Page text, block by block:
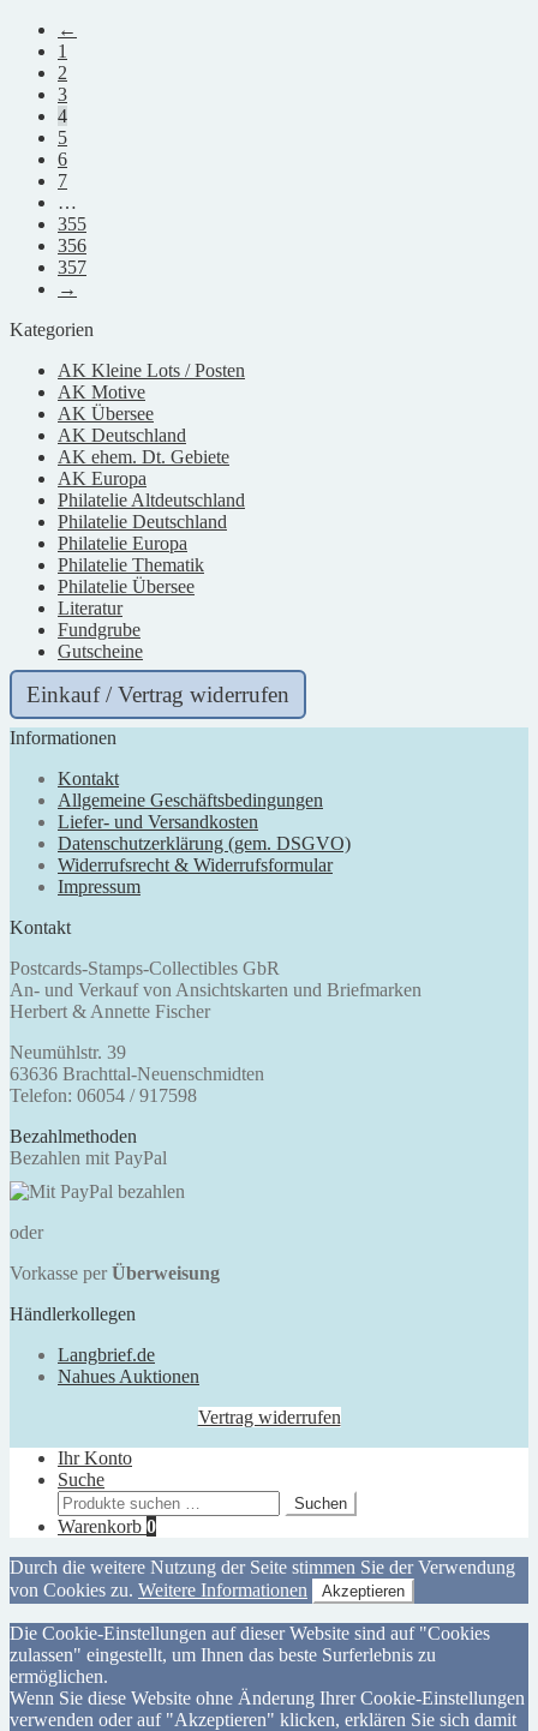
←
1
2
3
4
5
6
7
…
355
356
357
→
Kategorien
AK Kleine Lots / Posten
AK Motive
AK Übersee
AK Deutschland
AK ehem. Dt. Gebiete
AK Europa
Philatelie Altdeutschland
Philatelie Deutschland
Philatelie Europa
Philatelie Thematik
Philatelie Übersee
Literatur
Fundgrube
Gutscheine
Einkauf / Vertrag widerrufen
Informationen
Kontakt
Allgemeine Geschäftsbedingungen
Liefer- und Versandkosten
Datenschutzerklärung (gem. DSGVO)
Widerrufsrecht & Widerrufsformular
Impressum
Kontakt
Postcards-Stamps-Collectibles GbR
An- und Verkauf von Ansichtskarten und Briefmarken
Herbert & Annette Fischer
Neumühlstr. 39
63636 Brachttal-Neuenschmidten
Telefon: 06054 / 917598
Bezahlmethoden
Bezahlen mit PayPal
oder
Vorkasse per Überweisung
Händlerkollegen
Langbrief.de
Nahues Auktionen
Vertrag widerrufen
Ihr Konto
Suche
Suchen
nach:
Suchen
Warenkorb 0
Durch die weitere Nutzung der Seite stimmen Sie der Verwendung
von Cookies zu. Weitere Informationen Akzeptieren
Die Cookie-Einstellungen auf dieser Website sind auf "Cookies
zulassen" eingestellt, um Ihnen das beste Surferlebnis zu
ermöglichen.
Wenn Sie diese Website ohne Änderung Ihrer Cookie-Einstellungen
verwenden oder auf "Akzeptieren" klicken, erklären Sie sich damit